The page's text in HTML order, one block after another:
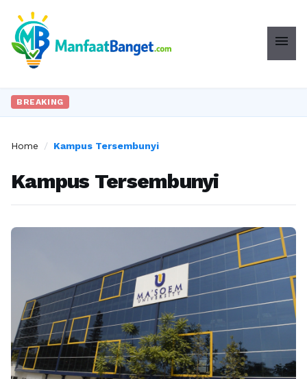
menu
BREAKING
Home / Kampus Tersembunyi
Kampus Tersembunyi